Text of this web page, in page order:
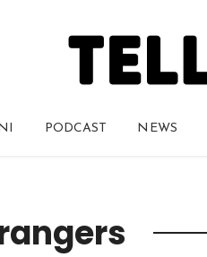
PODCAST NEWS